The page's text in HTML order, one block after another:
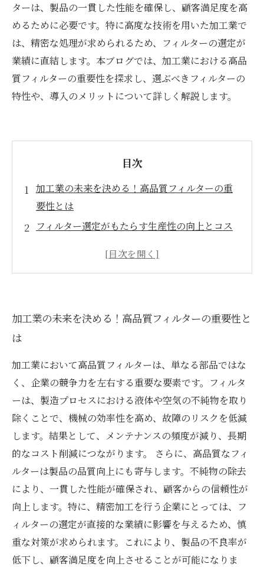
ターは、製品の一貫した性能を確保し、顧客満足度を高
めるために必要です。特に高度な技術を用いた加工業で
は、精密な処理が求められるため、フィルターの選定が
業績に直結します。本ブログでは、加工業における高品
質フィルターの重要性を探求し、選ぶべきフィルターの
特性や、導入のメリットについて詳しく解説します。
目次
加工業の未来を決める！高品質フィルターの重
要性とは
フィルター選定がもたらす生産性の向上とコス
選び方
は？
高品質フィルター導入の成功事例とその影響
加工業界が直面する課題と高品質フィルターの
解決策
加工業の未来を決める！高品質フィルターの重要性と
は
加工業において高品質フィルターは、単なる部品ではな
く、企業の競争力を左右する重要な要素です。フィルタ
ーは、製造プロセスにおける液体や空気の不純物を取り
除くことで、機械の効率性を高め、故障のリスクを低減
します。結果として、メンテナンスの頻度が減り、長期
的なコスト削減につながります。 さらに、高品質なフィ
ルターは製品の品質向上にも寄与します。不純物の除去
により、一貫した性能が確保され、顧客からの信頼性が
向上します。特に、精密加工を行う企業にとっては、フ
ィルターの選定が直接的な業績に影響を与えるため、慎
重な対策が求められます。これにより、製品の不良率が
低下し、顧客満足度を向上させることが可能になりま